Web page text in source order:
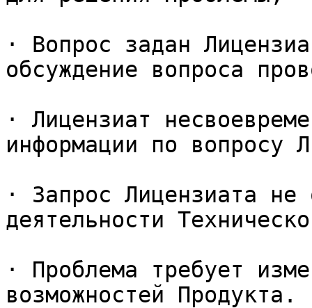
· Вопрос задан
обсуждение вопроса
· Лицензиат
информации по вопросу
· Запрос Лицензиата не
деятельности
· Проблема требует
возможностей Продукта.